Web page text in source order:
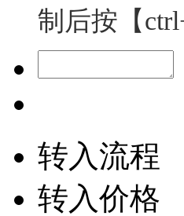
制后按【
转入流程
转入价格